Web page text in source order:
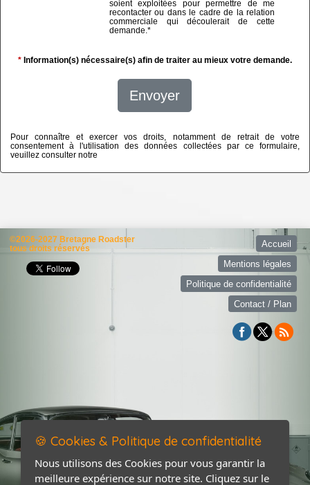
soient exploitées pour permettre de me
recontacter ou dans le cadre de la relation
commerciale qui découlerait de cette
demande.*
* Information(s) nécessaire(s) afin de traiter au mieux votre demande.
Envoyer
Pour connaître et exercer vos droits, notamment de retrait de votre
consentement à l'utilisation des données collectées par ce formulaire,
veuillez consulter notre
©2026-2027 Bretagne Roadster
tous droits réservés
Accueil
Mentions légales
Politique de confidentialité
Contact / Plan
🍪 Cookies & Politique de confidentialité
Nous utilisons des Cookies pour vous garantir la
meilleure expérience sur notre site. Cliquez sur le